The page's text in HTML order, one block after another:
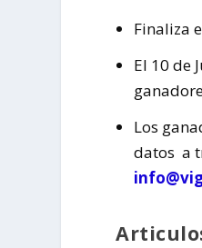
Finaliza
El 10 de
Los
datos a